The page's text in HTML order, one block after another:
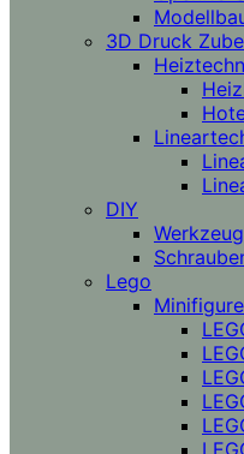
3D Druck
DIY
Werkzeug
Lego